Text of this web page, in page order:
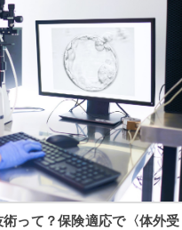
術って？保険適応で〈体外受